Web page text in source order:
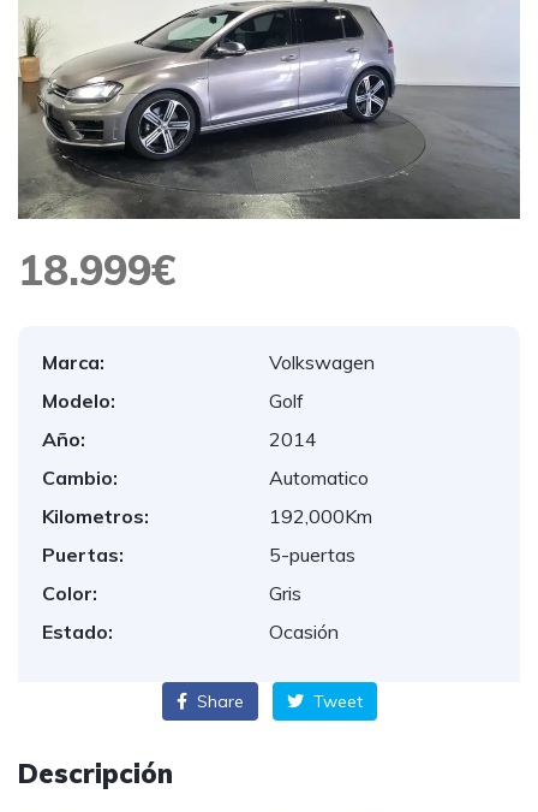
18.999€
Marca:
Volkswagen
Modelo:
Golf
Año:
2014
Cambio:
Automatico
Kilometros:
192,000Km
Puertas:
5-puertas
Color:
Gris
Estado:
Ocasión
Share Tweet
Descripción